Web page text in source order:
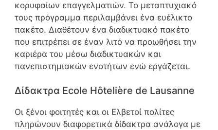
κορυφαίων επαγγελματιών. Το μεταπτυχιακό
τους πρόγραμμα περιλαμβάνει ένα ευέλικτο
πακέτο. Διαθέτουν ένα διαδικτυακό πακέτο
που επιτρέπει σε έναν λιτό να προωθήσει την
καριέρα του μέσω διαδικτυακών και
πανεπιστημιακών ενοτήτων ενώ εργάζεται.
Δίδακτρα Ecole Hôtelière de Lausanne
Οι ξένοι φοιτητές και οι Ελβετοί πολίτες
πληρώνουν διαφορετικά δίδακτρα ανάλογα με